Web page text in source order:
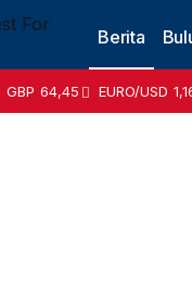
Berita
GBP 64,45 EURO/USD